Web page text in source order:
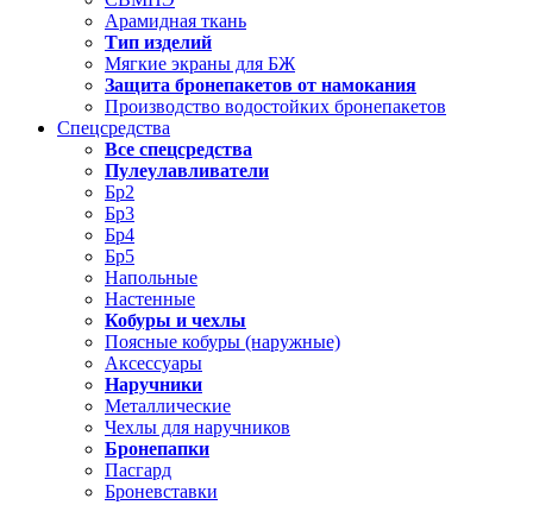
Арамидная ткань
Тип изделий
Мягкие экраны для БЖ
Защита бронепакетов от намокания
Производство водостойких бронепакетов
Спецсредства
Все спецсредства
Пулеулавливатели
Бр2
Бр3
Бр4
Бр5
Напольные
Настенные
Кобуры и чехлы
Поясные кобуры (наружные)
Аксессуары
Наручники
Металлические
Чехлы для наручников
Бронепапки
Пасгард
Броневставки